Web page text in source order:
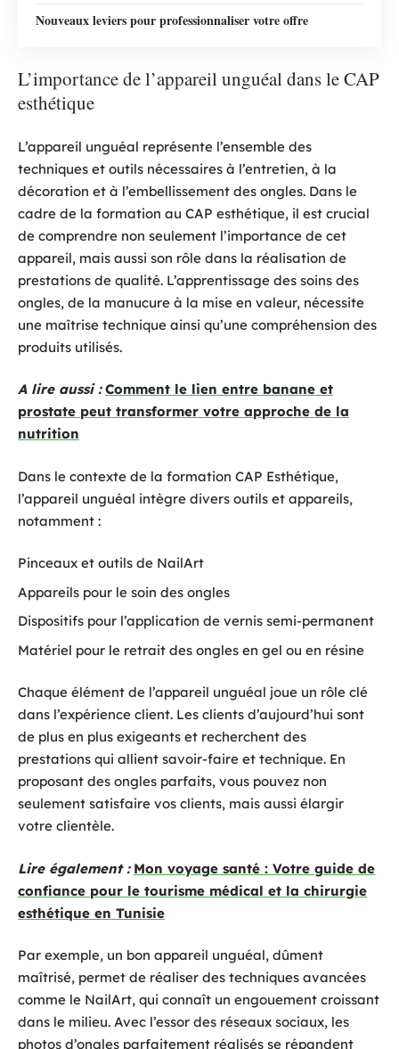
Nouveaux leviers pour professionnaliser votre offre
L’importance de l’appareil unguéal dans le CAP
esthétique
L’appareil unguéal représente l’ensemble des
techniques et outils nécessaires à l’entretien, à la
décoration et à l’embellissement des ongles. Dans le
cadre de la formation au CAP esthétique, il est crucial
de comprendre non seulement l’importance de cet
appareil, mais aussi son rôle dans la réalisation de
prestations de qualité. L’apprentissage des soins des
ongles, de la manucure à la mise en valeur, nécessite
une maîtrise technique ainsi qu’une compréhension des
produits utilisés.
A lire aussi : Comment le lien entre banane et
prostate peut transformer votre approche de la
nutrition
Dans le contexte de la formation CAP Esthétique,
l’appareil unguéal intègre divers outils et appareils,
notamment :
Pinceaux et outils de NailArt
Appareils pour le soin des ongles
Dispositifs pour l’application de vernis semi-permanent
Matériel pour le retrait des ongles en gel ou en résine
Chaque élément de l’appareil unguéal joue un rôle clé
dans l’expérience client. Les clients d’aujourd’hui sont
de plus en plus exigeants et recherchent des
prestations qui allient savoir-faire et technique. En
proposant des ongles parfaits, vous pouvez non
seulement satisfaire vos clients, mais aussi élargir
votre clientèle.
Lire également : Mon voyage santé : Votre guide de
confiance pour le tourisme médical et la chirurgie
esthétique en Tunisie
Par exemple, un bon appareil unguéal, dûment
maîtrisé, permet de réaliser des techniques avancées
comme le NailArt, qui connaît un engouement croissant
dans le milieu. Avec l’essor des réseaux sociaux, les
photos d’ongles parfaitement réalisés se répandent